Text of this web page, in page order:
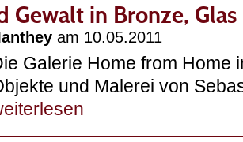
Gewalt in Bronze,
am 10.05.2011
Galerie Home from Home
und Malerei von